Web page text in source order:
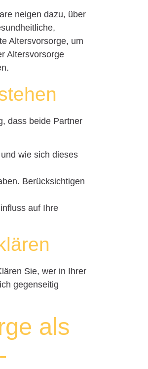
neigen dazu, über
Altersvorsorge, um
Altersvorsorge
dass beide Partner
wie sich dieses
Berücksichtigen
auf Ihre
Sie, wer in Ihrer
gegenseitig
als